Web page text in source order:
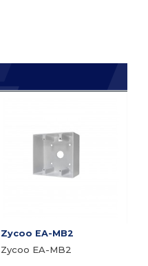
Zycoo EA-MB2
Zycoo EA-MB2